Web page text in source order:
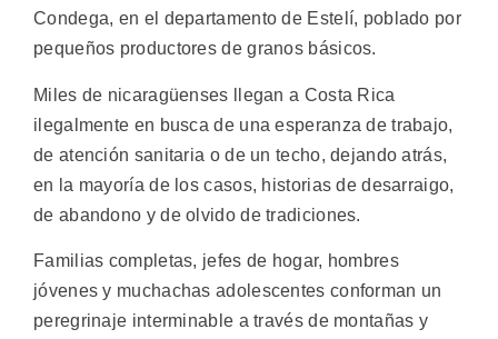
Condega, en el departamento de Estelí, poblado por
pequeños productores de granos básicos.
Miles de nicaragüenses llegan a Costa Rica
ilegalmente en busca de una esperanza de trabajo,
de atención sanitaria o de un techo, dejando atrás,
en la mayoría de los casos, historias de desarraigo,
de abandono y de olvido de tradiciones.
Familias completas, jefes de hogar, hombres
jóvenes y muchachas adolescentes conforman un
peregrinaje interminable a través de montañas y